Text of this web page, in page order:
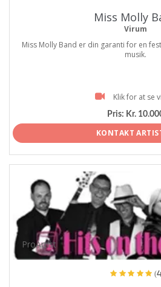
Miss Molly
Virum
Miss Molly Band er din garanti for en
musik.
Klik for at se
Pris: Kr.
KONTAKT
ProArtist